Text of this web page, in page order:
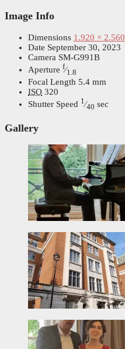
Image Info
Dimensions 1.920 × 2.560
Date September 30, 2023
Camera SM-G991B
Aperture f⁄1.8
Focal Length 5.4 mm
ISO 320
Shutter Speed 1⁄40 sec
Gallery